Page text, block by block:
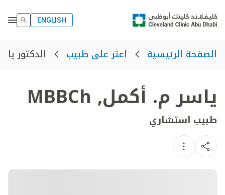
ENGLISH
الصفحة الرئيسية اعثر على طبيب الدكتور
ياسر م. أكمل,
MBBCh
طبيب استشاري